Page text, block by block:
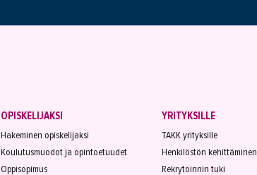
OPISKELIJAKSI
Hakeminen opiskelijaksi
Koulutusmuodot ja opintoetuudet
Oppisopimus
YRITYKSILLE
TAKK yrityksille
Henkilöstön kehittäminen
Rekrytoinnin tuki